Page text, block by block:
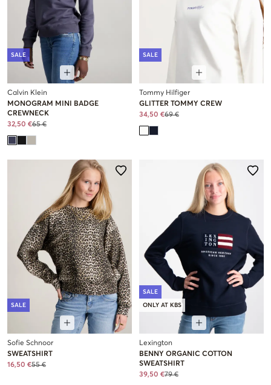
SALE
Calvin Klein
MONOGRAM MINI BADGE
CREWNECK
32,50 €65 €
SALE
Tommy Hilfiger
GLITTER TOMMY CREW
34,50 €69 €
SALE
Sofie Schnoor
SWEATSHIRT
16,50 €55 €
SALE
ONLY AT KBS
Lexington
BENNY ORGANIC COTTON
SWEATSHIRT
39,50 €79 €